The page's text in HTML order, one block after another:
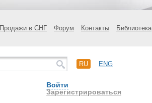
Продажи в СНГ Форум Контакты Библиотека
RU ENG
Войти
Зарегистрироваться